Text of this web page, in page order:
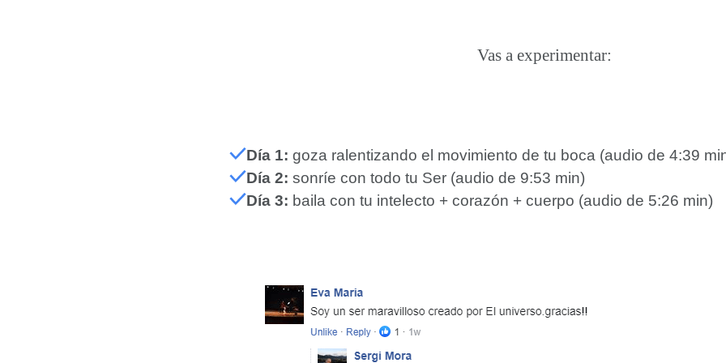
Vas a experimentar:
Día 1: goza ralentizando el movimiento de tu boca (audio de 4:39
Día 2: sonríe con todo tu Ser (audio de 9:53 min)
Día 3: baila con tu intelecto + corazón + cuerpo (audio de 5:26 min)